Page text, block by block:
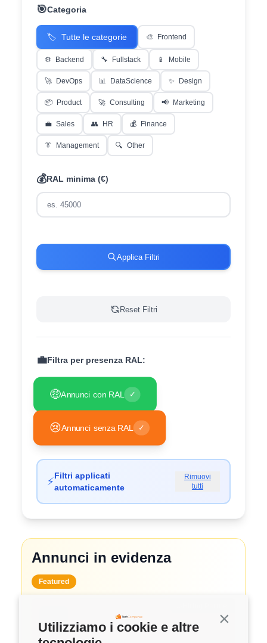
Continua
Utilizziamo i cookie e altre
🎯Categoria
🏷️ Tutte le categorie 🎨 Frontend
⚙️ Backend 🔧 Fullstack 📱 Mobile
🚀 DevOps 📊 DataScience ✨ Design
📦 Product 🚀 Consulting 📢 Marketing
💼 Sales 👥 HR 💰 Finance
👔 Management 🔍 Other
💰RAL minima (€)
Applica Filtri
Reset Filtri
💼Filtra per presenza RAL:
🤑Annunci con RAL ✓
😢Annunci senza RAL ✓
⚡Filtri applicati
automaticamente
Rimuovi
tutti
Annunci in evidenza
Featured
System Administrator